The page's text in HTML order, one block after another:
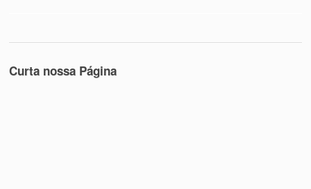
Curta nossa Página